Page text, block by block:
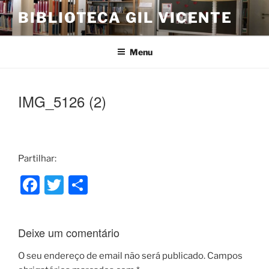
Saltar
para
o
BIBLIOTECA GIL VICENTE
Menu
IMG_5126 (2)
Partilhar:
F
e
b
T
er
ar
e
Deixe um comentário
O seu endereço de email não será publicado. Campos